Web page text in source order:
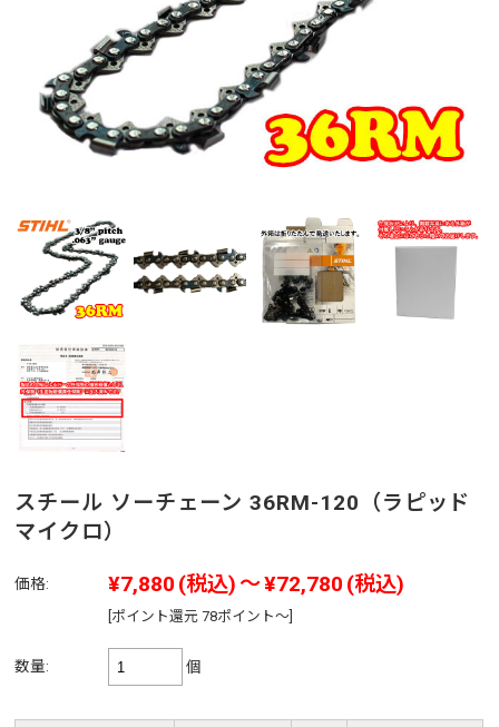
スチール ソーチェーン 36RM-120（ラピッド
マイクロ）
価格: ¥7,880 (税込) ～¥72,780 (税込)
[ポイント還元 78ポイント～]
数量: 個